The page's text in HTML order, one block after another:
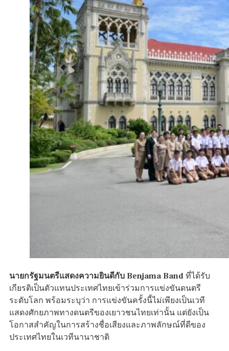
นายกรัฐมนตรีแสดงความยินดีกับ Benjama Band ที่ได้รับ
เกียรติเป็นตัวแทนประเทศไทยเข้าร่วมการแข่งขันดนตรี
ระดับโลก พร้อมระบุว่า การแข่งขันครั้งนี้ไม่เพียงเป็นเวที
แสดงศักยภาพทางดนตรีของเยาวชนไทยเท่านั้น แต่ยังเป็น
โอกาสสำคัญในการสร้างชื่อเสียงและภาพลักษณ์ที่ดีของ
ประเทศไทยในเวทีนานาชาติ